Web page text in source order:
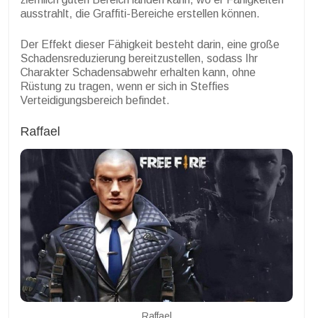
ausstrahlt, die Graffiti-Bereiche erstellen können.
Der Effekt dieser Fähigkeit besteht darin, eine große
Schadensreduzierung bereitzustellen, sodass Ihr
Charakter Schadensabwehr erhalten kann, ohne
Rüstung zu tragen, wenn er sich in Steffies
Verteidigungsbereich befindet.
Raffael